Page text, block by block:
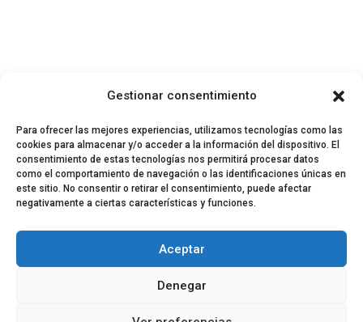
Gestionar consentimiento
Para ofrecer las mejores experiencias, utilizamos tecnologías como las
cookies para almacenar y/o acceder a la información del dispositivo. El
consentimiento de estas tecnologías nos permitirá procesar datos
como el comportamiento de navegación o las identificaciones únicas en
este sitio. No consentir o retirar el consentimiento, puede afectar
negativamente a ciertas características y funciones.
Aceptar
Denegar
Equipo EPDLT Contacto